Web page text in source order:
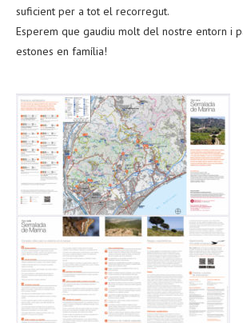
suficient per a tot el recorregut.
Esperem que gaudiu molt del nostre entorn i
estones en família!